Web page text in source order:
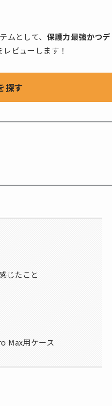
として、 保護力最強かつデ
レビューします！
探す
じたこと
Max用ケース